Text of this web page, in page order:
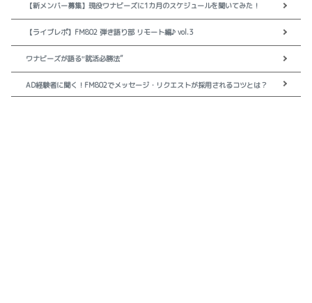
【新メンバー募集】現役ワナビーズに1カ月のスケジュールを聞いてみた！
【ライブレポ】FM802 弾き語り部 リモート編♪ vol.3
ワナビーズが語る‟就活必勝法”
AD経験者に聞く！FM802でメッセージ・リクエストが採用されるコツとは？